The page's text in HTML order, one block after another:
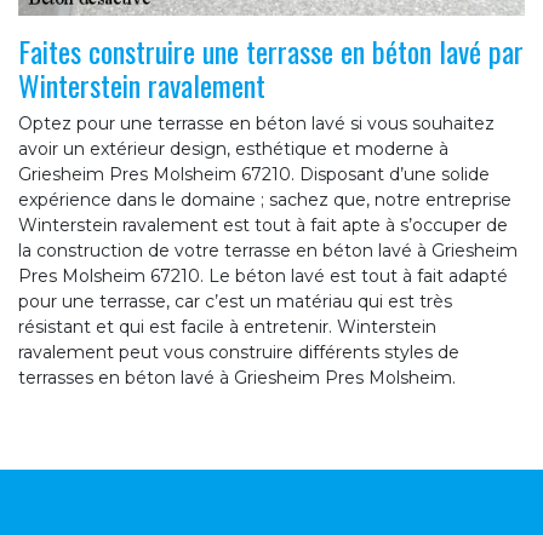
Faites construire une terrasse en béton lavé par
Winterstein ravalement
Optez pour une terrasse en béton lavé si vous souhaitez
avoir un extérieur design, esthétique et moderne à
Griesheim Pres Molsheim 67210. Disposant d’une solide
expérience dans le domaine ; sachez que, notre entreprise
Winterstein ravalement est tout à fait apte à s’occuper de
la construction de votre terrasse en béton lavé à Griesheim
Pres Molsheim 67210. Le béton lavé est tout à fait adapté
pour une terrasse, car c’est un matériau qui est très
résistant et qui est facile à entretenir. Winterstein
ravalement peut vous construire différents styles de
terrasses en béton lavé à Griesheim Pres Molsheim.